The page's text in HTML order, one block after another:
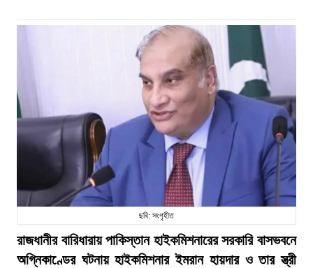
ছবি: সংগৃহীত
রাজধানীর বারিধারায় পাকিস্তান হাইকমিশনারের সরকারি বাসভবনে
অগ্নিকাণ্ডের ঘটনায় হাইকমিশনার ইমরান হায়দার ও তার স্ত্রী